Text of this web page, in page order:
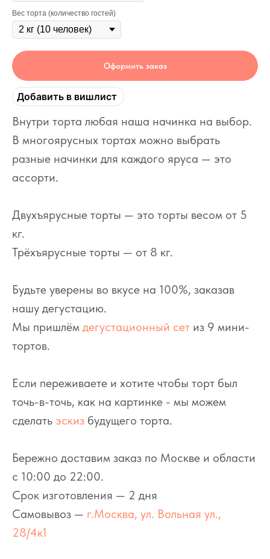
Вес торта (количество гостей)
Оформить заказ
Добавить в вишлист
Внутри торта любая наша начинка на выбор.
В многоярусных тортах можно выбрать
разные начинки для каждого яруса — это
ассорти.
Двухъярусные торты — это торты весом от 5
кг.
Трёхъярусные торты — от 8 кг.
Будьте уверены во вкусе на 100%, заказав
нашу дегустацию.
Мы пришлём дегустационный сет из 9 мини-
тортов.
Если переживаете и хотите чтобы торт был
точь-в-точь, как на картинке - мы можем
сделать эскиз будущего торта.
Бережно доставим заказ по Москве и области
с 10:00 до 22:00.
Срок изготовления — 2 дня
Самовывоз — г.Москва, ул. Вольная ул.,
28/4к1